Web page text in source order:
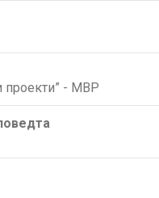
проекти” - МВР